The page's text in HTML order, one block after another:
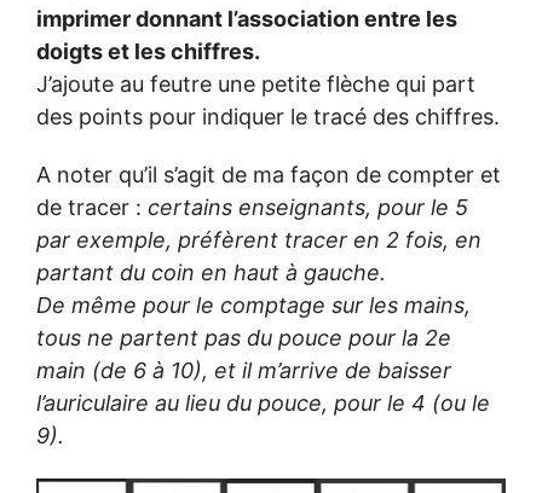
imprimer donnant l’association entre les
doigts et les chiffres.
J’ajoute au feutre une petite flèche qui part
des points pour indiquer le tracé des chiffres.
A noter qu’il s’agit de ma façon de compter et
de tracer : certains enseignants, pour le 5
par exemple, préfèrent tracer en 2 fois, en
partant du coin en haut à gauche.
De même pour le comptage sur les mains,
tous ne partent pas du pouce pour la 2e
main (de 6 à 10), et il m’arrive de baisser
l’auriculaire au lieu du pouce, pour le 4 (ou le
9).